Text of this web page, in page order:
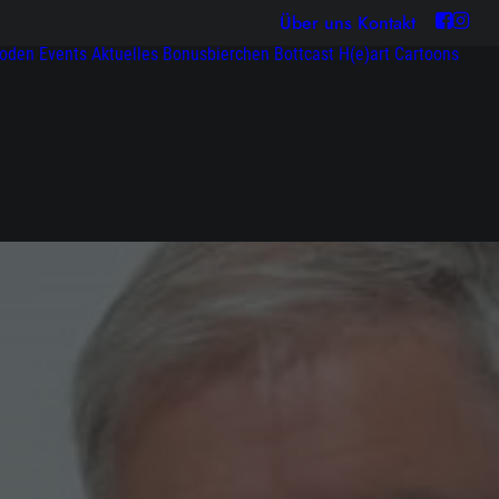
Über uns Kontakt
Events Aktuelles Bonusbierchen Bottcast H(e)art Cartoons